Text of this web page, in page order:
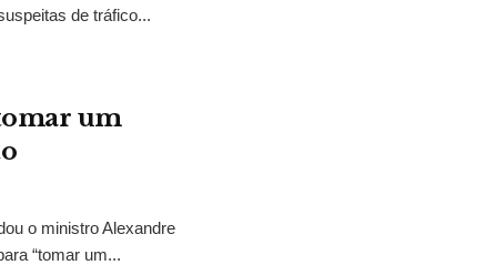
de tráfico...
um
o ministro Alexandre
“tomar um...